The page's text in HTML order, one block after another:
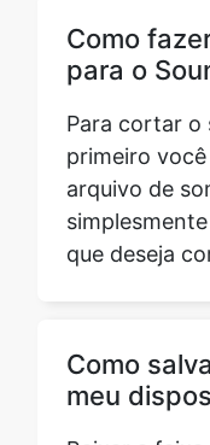
primeiro você
arquivo de
que deseja
Como
seu
de selecionar